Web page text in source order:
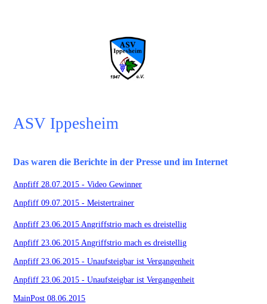
ASV Ippesheim
Das waren die Berichte in der Presse und im Internet
Anpfiff 28.07.2015 - Video Gewinner
Anpfiff 09.07.2015 - Meistertrainer
Anpfiff 23.06.2015 Angriffstrio mach es dreistellig
Anpfiff 23.06.2015 Angriffstrio mach es dreistellig
Anpfiff 23.06.2015 - Unaufsteigbar ist Vergangenheit
Anpfiff 23.06.2015 - Unaufsteigbar ist Vergangenheit
MainPost 08.06.2015